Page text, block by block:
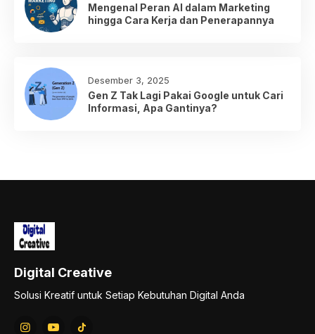
Mengenal Peran AI dalam Marketing
hingga Cara Kerja dan Penerapannya
Desember 3, 2025
Gen Z Tak Lagi Pakai Google untuk Cari
Informasi, Apa Gantinya?
Digital Creative
Solusi Kreatif untuk Setiap Kebutuhan Digital Anda